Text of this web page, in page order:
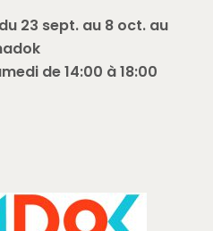
23 sept. au 8 oct. au
de 14:00 à 18:00